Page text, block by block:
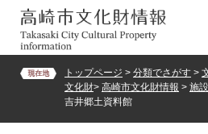
の
す。
ー
し
トップページ > 分類でさがす >
文化財> 高崎市文化財情報 > 施
吉井郷土資料館